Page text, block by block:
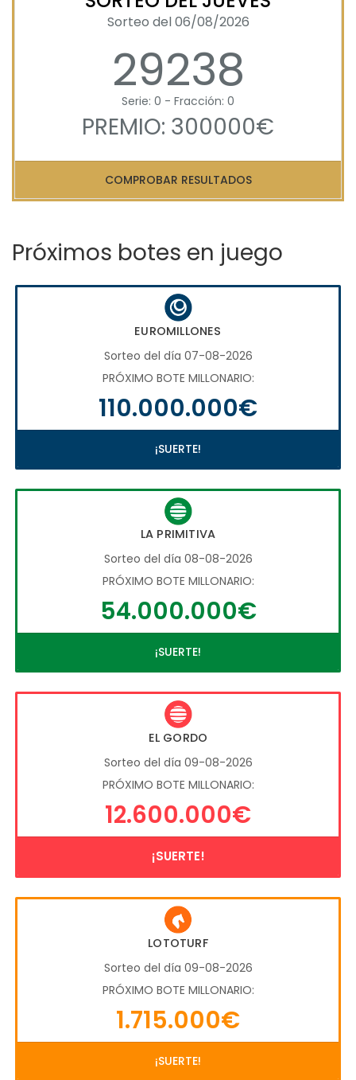
Sorteo del 06/08/2026
29238
Serie: 0 - Fracción: 0
PREMIO: 300000€
COMPROBAR RESULTADOS
Próximos botes en juego
EUROMILLONES
Sorteo del día 07-08-2026
PRÓXIMO BOTE MILLONARIO:
110.000.000€
¡SUERTE!
LA PRIMITIVA
Sorteo del día 08-08-2026
PRÓXIMO BOTE MILLONARIO:
54.000.000€
¡SUERTE!
EL GORDO
Sorteo del día 09-08-2026
PRÓXIMO BOTE MILLONARIO:
12.600.000€
¡SUERTE!
LOTOTURF
Sorteo del día 09-08-2026
PRÓXIMO BOTE MILLONARIO:
1.715.000€
¡SUERTE!